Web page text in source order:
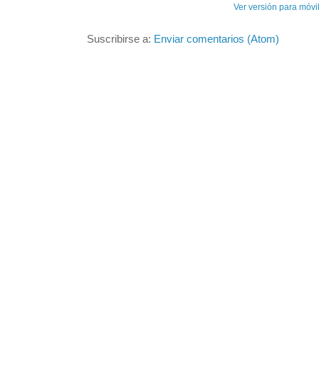
Ver versión para
Suscribirse a: Enviar comentarios (Atom)